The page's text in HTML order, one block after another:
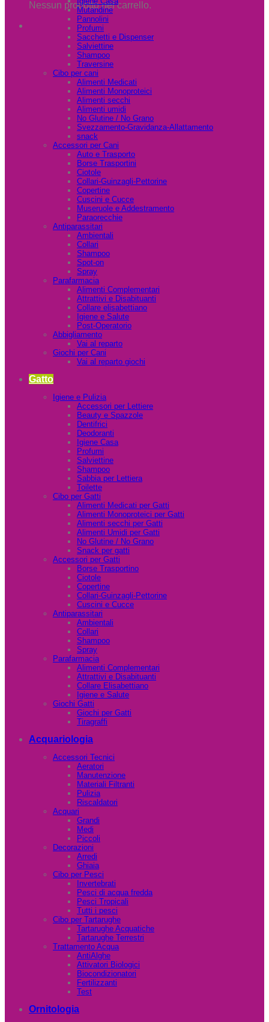
Nessun prodotto nel carrello.
Mutandine
Pannolini
Profumi
Sacchetti e Dispenser
Salviettine
Shampoo
Traversine
Cibo per cani
Alimenti Medicati
Alimenti Monoproteici
Alimenti secchi
Alimenti umidi
No Glutine / No Grano
Svezzamento-Gravidanza-Allattamento
snack
Accessori per Cani
Auto e Trasporto
Borse Trasportini
Ciotole
Collari-Guinzagli-Pettorine
Copertine
Cuscini e Cucce
Museruole e Addestramento
Paraorecchie
Antiparassitari
Ambientali
Collari
Shampoo
Spot-on
Spray
Parafarmacia
Alimenti Complementari
Attrattivi e Disabituanti
Collare elisabettiano
Igiene e Salute
Post-Operatorio
Abbigliamento
Vai al reparto
Giochi per Cani
Vai al reparto giochi
Gatto
Igiene e Pulizia
Accessori per Lettiere
Beauty e Spazzole
Dentifrici
Deodoranti
Igiene Casa
Profumi
Salviettine
Shampoo
Sabbia per Lettiera
Toilette
Cibo per Gatti
Alimenti Medicati per Gatti
Alimenti Monoproteici per Gatti
Alimenti secchi per Gatti
Alimenti Umidi per Gatti
No Glutine / No Grano
Snack per gatti
Accessori per Gatti
Borse Trasportino
Ciotole
Copertine
Collari-Guinzagli-Pettorine
Cuscini e Cucce
Antiparassitari
Ambientali
Collari
Shampoo
Spray
Parafarmacia
Alimenti Complementari
Attrattivi e Disabituanti
Collare Elisabettiano
Igiene e Salute
Giochi Gatti
Giochi per Gatti
Tiragraffi
Acquariologia
Accessori Tecnici
Aeratori
Manutenzione
Materiali Filtranti
Pulizia
Riscaldatori
Acquari
Grandi
Medi
Piccoli
Decorazioni
Arredi
Ghiaia
Cibo per Pesci
Invertebrati
Pesci di acqua fredda
Pesci Tropicali
Tutti i pesci
Cibo per Tartarughe
Tartarughe Acquatiche
Tartarughe Terrestri
Trattamento Acqua
AntiAlghe
Attivatori Biologici
Biocondizionatori
Fertilizzanti
Test
Ornitologia